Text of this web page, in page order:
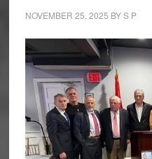
NOVEMBER 25, 2025 BYS P